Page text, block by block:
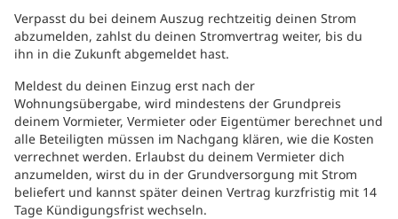
Verpasst du bei deinem Auszug rechtzeitig deinen Strom
abzumelden, zahlst du deinen Stromvertrag weiter, bis du
ihn in die Zukunft abgemeldet hast.
Meldest du deinen Einzug erst nach der
Wohnungsübergabe, wird mindestens der Grundpreis
deinem Vormieter, Vermieter oder Eigentümer berechnet und
alle Beteiligten müssen im Nachgang klären, wie die Kosten
verrechnet werden. Erlaubst du deinem Vermieter dich
anzumelden, wirst du in der Grundversorgung mit Strom
beliefert und kannst später deinen Vertrag kurzfristig mit 14
Tage Kündigungsfrist wechseln.